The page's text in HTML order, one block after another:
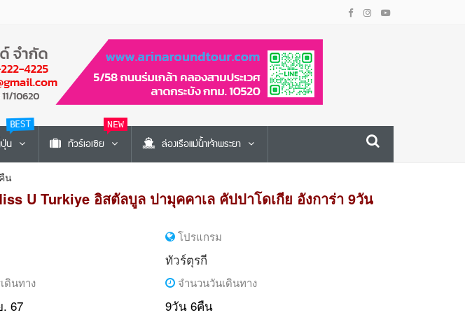
น
BEST
ทัวร์เอเซีย
NEW
ล่องเรือแม่น้ำเจ้าพระยา
น
U Turkiye อิสตัลบูล ปามุคคาเล คัปปาโดเกีย อังการ่า 9วัน
โปรแกรม
ทัวร์ตุรกี
ดินทาง
67
จำนวนวันเดินทาง
9วัน 6คืน